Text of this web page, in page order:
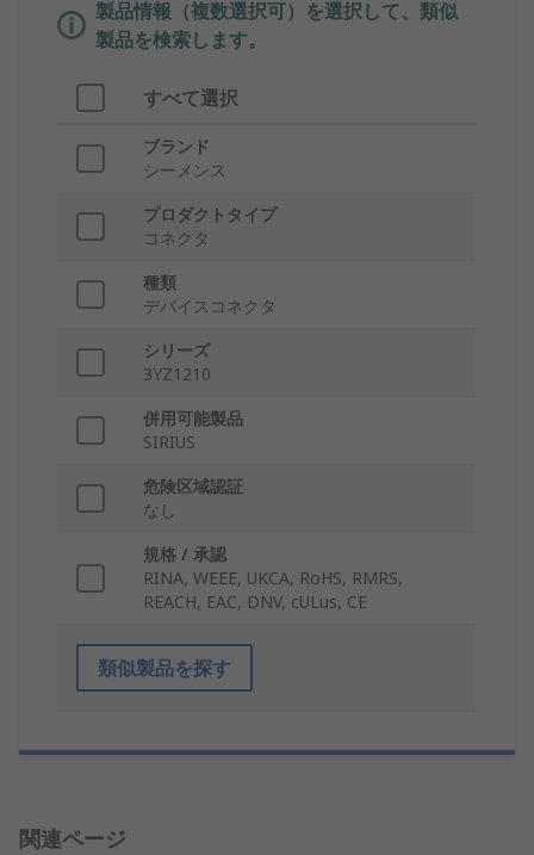
製品情報（複数選択可）を選択して、類似
製品を検索します。
すべて選択
ブランド
シーメンス
プロダクトタイプ
コネクタ
種類
デバイスコネクタ
シリーズ
3YZ1210
併用可能製品
SIRIUS
危険区域認証
なし
規格 / 承認
RINA, WEEE, UKCA, RoHS, RMRS,
REACH, EAC, DNV, cULus, CE
類似製品を探す
関連ページ